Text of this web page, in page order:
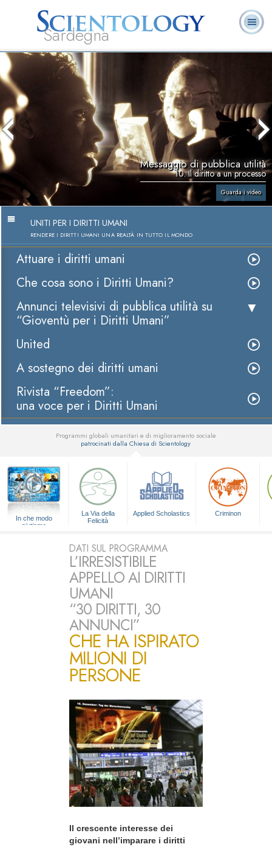
Sardegna
L. Ron Hubbard:
Ministri
Volontari
Messaggio di pubblica utilità
10. Il diritto a un processo
Guarda i video
UNITI PER I DIRITTI UMANI
RENDERE I DIRITTI UMANI UNA REALTÀ IN TUTTO IL MONDO
Attuare i diritti umani
Che cosa sono i Diritti Umani?
Annunci televisivi di pubblica utilità su
“Gioventù per i Diritti Umani”
United
A sostegno dei diritti umani
Rivista “Freedom”:
una voce per i Diritti Umani
Programmi globali umanitari e di miglioramento sociale
patrocinati dalla Chiesa di Scientology
In che modo
aiutiamo
La Via della
Felicità
Applied Scholastics Criminon
DATI SUL PROGRAMMA
L’IRRESISTIBILE
APPELLO AI DIRITTI
UMANI
“30 DIRITTI, 30
ANNUNCI”
CHE HA ISPIRATO
MILIONI DI
PERSONE
Il crescente interesse dei
giovani nell’imparare i diritti